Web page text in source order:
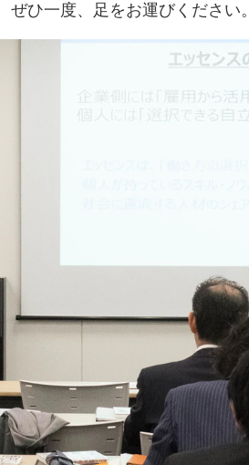
ひ一度、足をお運びください。